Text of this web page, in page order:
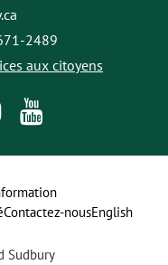
2489
aux citoyens
Follow
us
on
Instagram
to
our
YouTube
Sudbury
Contactez-nousEnglish